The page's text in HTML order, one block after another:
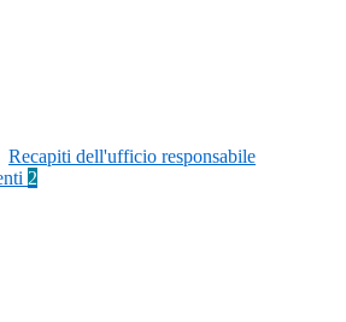
Recapiti dell'ufficio responsabile
2